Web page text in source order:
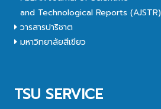
and Technological Reports (AJSTR)
วารสารปาริชาต
มหาวิทยาลัยสีเขียว
TSU SERVICE